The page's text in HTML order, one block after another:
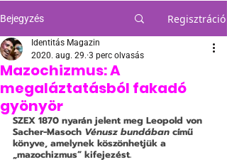
Bejegyzés Regisztráció
Mazochizmus: A
megaláztatásból fakadó
gyönyör
Identitás Magazin
2020. aug. 29. 3 perc olvasás
SZEX 1870 nyarán jelent meg Leopold von
Sacher-Masoch Vénusz bundában című
könyve, amelynek köszönhetjük a
„mazochizmus” kifejezést.